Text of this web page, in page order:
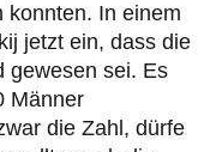
konnten. In einem
jetzt ein, dass die
gewesen sei. Es
Männer
die Zahl, dürfe